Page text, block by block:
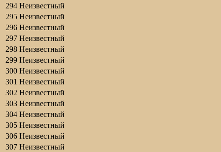
294 Неизвестный
295 Неизвестный
296 Неизвестный
297 Неизвестный
298 Неизвестный
299 Неизвестный
300 Неизвестный
301 Неизвестный
302 Неизвестный
303 Неизвестный
304 Неизвестный
305 Неизвестный
306 Неизвестный
307 Неизвестный